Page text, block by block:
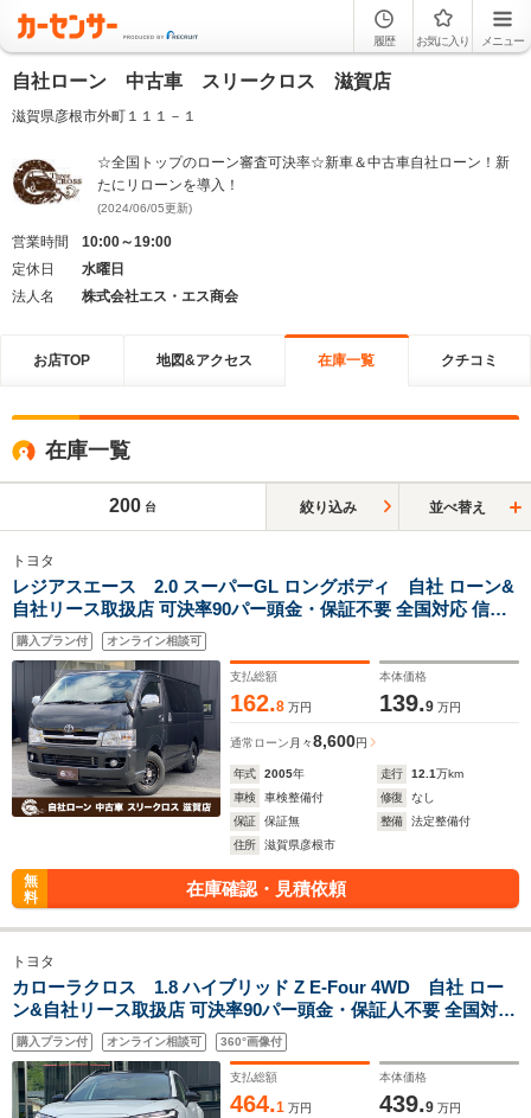
履歴 お気に入り メニュー
自社ローン 中古車 スリークロス 滋賀店
滋賀県彦根市外町１１１－１
☆全国トップのローン審査可決率☆新車＆中古車自社ローン！新
たにリローンを導入！
(2024/06/05更新)
営業時間
10:00～19:00
定休日
水曜日
法人名
株式会社エス・エス商会
お店TOP 地図&アクセス 在庫一覧 クチコミ
在庫一覧
200 台 絞り込み 並べ替え
トヨタ
レジアスエース 2.0 スーパーGL ロングボディ 自社 ローン&
自社リース取扱店 可決率90パー頭金・保証不要 全国対応 信用
情報回復 新車自社 ローン 高 級車 自社 ローン(残価設定可) 自営
業OK 最大120回払い ローン 相 談 窓口 自社大型整備工場 仮審
購入プラン付 オンライン相談可
支払総額
162.8 万円
本体価格
139.9 万円
通常ローン 月々8,600円
年式 2005年 走行 12.1万km
車検
車検整備付 修復
なし
保証
保証無 整備
法定整備付
住所
滋賀県彦根市
無
料
在庫確認・見積依頼
トヨタ
カローラクロス 1.8 ハイブリッド Z E-Four 4WD 自社 ロー
ン&自社リース取扱店 可決率90パー頭金・保証人不要 全国対応
信用情報回復 新車自社 ローン 高 級車 自社 ローン(残価設定可)
自営業OK 最大120回払い ローン 相 談 窓口 自社大型整備工場
仮審査可
購入プラン付 オンライン相談可 360°画像付
支払総額
464.1 万円
本体価格
439.9 万円